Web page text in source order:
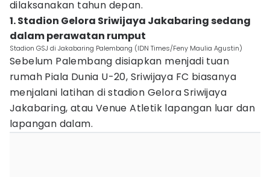
dilaksanakan tahun depan.
1. Stadion Gelora Sriwijaya Jakabaring sedang
dalam perawatan rumput
Stadion GSJ di Jakabaring Palembang (IDN Times/Feny Maulia Agustin)
Sebelum Palembang disiapkan menjadi tuan
rumah Piala Dunia U-20, Sriwijaya FC biasanya
menjalani latihan di stadion Gelora Sriwijaya
Jakabaring, atau Venue Atletik lapangan luar dan
lapangan dalam.